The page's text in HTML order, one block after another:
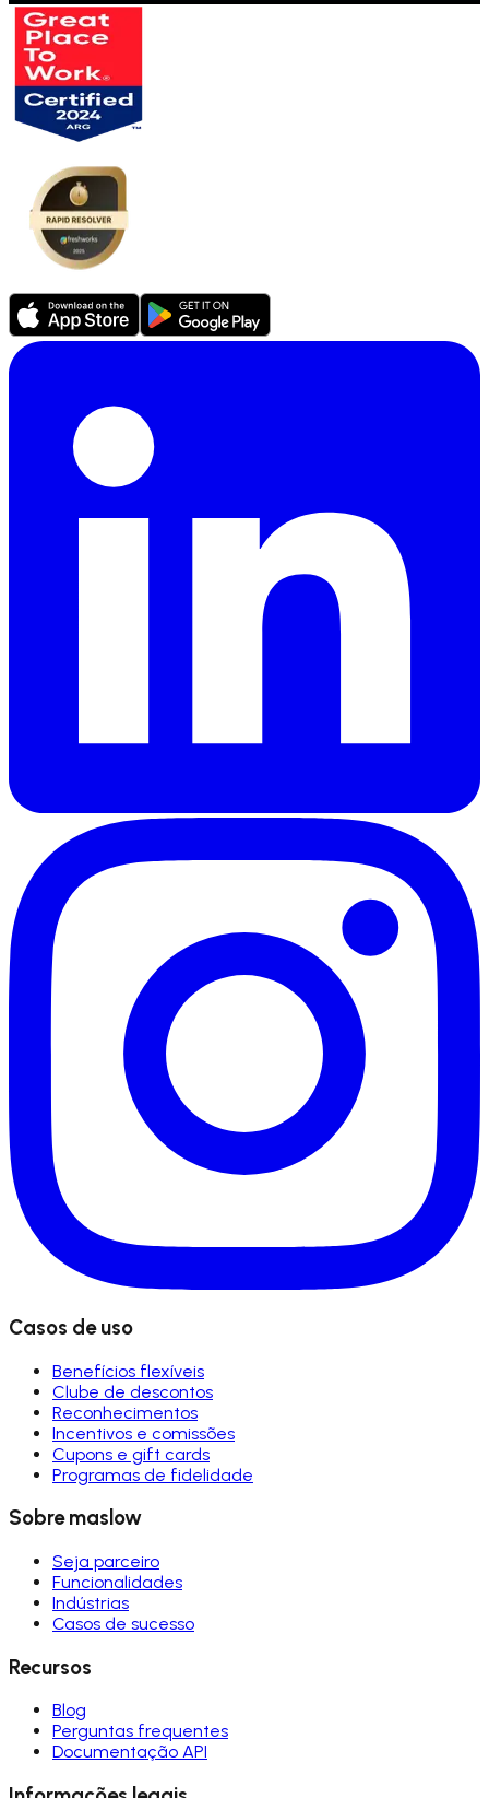
Falar com um especialista
Casos de uso
Benefícios flexíveis
Clube de descontos
Reconhecimentos
Incentivos e comissões
Cupons e gift cards
Programas de fidelidade
Sobre maslow
Seja parceiro
Funcionalidades
Indústrias
Casos de sucesso
Recursos
Blog
Perguntas frequentes
Documentação API